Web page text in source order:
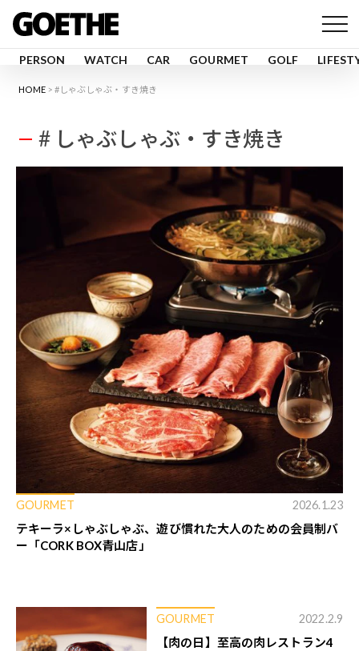
PERSON WATCH CAR GOURMET GOLF
HOME #しゃぶしゃぶ・すき焼き
# しゃぶしゃぶ・すき焼き
GOURMET 2026.1.23
テキーラ×しゃぶしゃぶ、遊び慣れた大人のための会員制バ
ー「CORK BOX青山店」
GOURMET 2022.2.9
【肉の日】至高の肉レストラン4